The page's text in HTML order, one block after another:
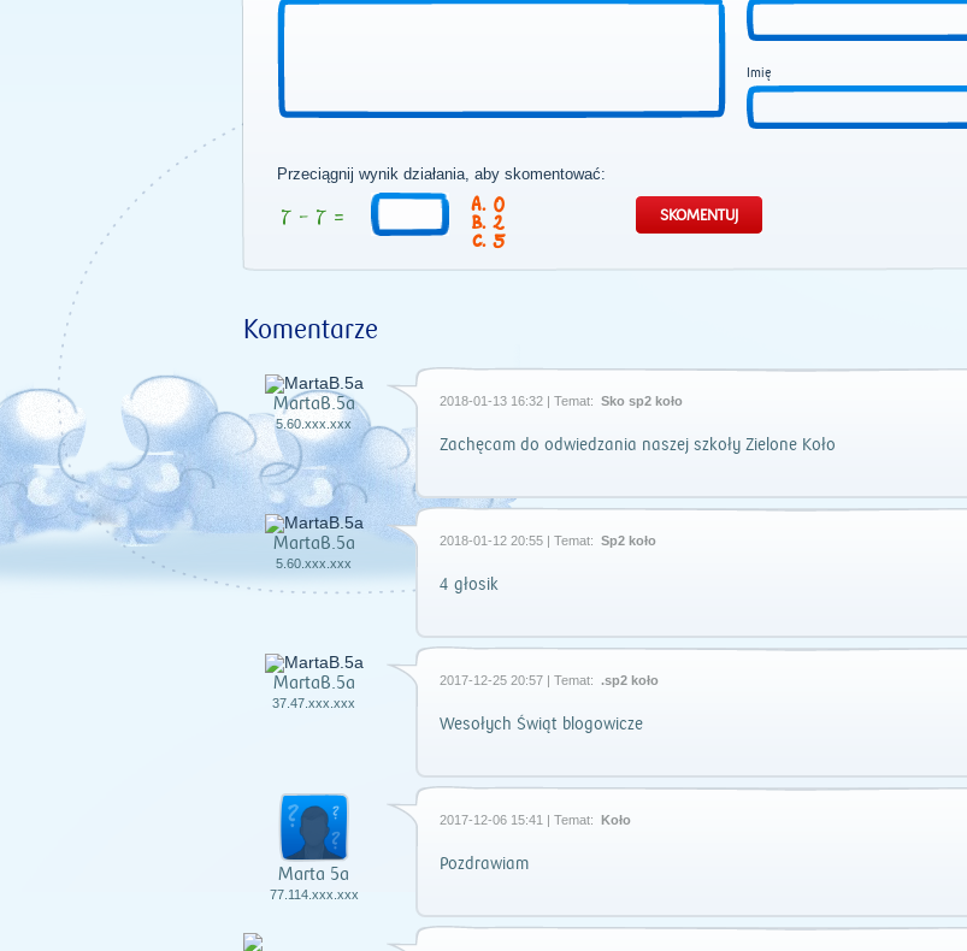
Imię
Przeciągnij wynik działania, aby skomentować:
0
2
5
Komentarze
MartaB.5a
5.60.xxx.xxx
2018-01-13 16:32 | Temat: Sko sp2 koło
Zachęcam do odwiedzania naszej szkoły Zielone Koło
MartaB.5a
5.60.xxx.xxx
2018-01-12 20:55 | Temat: Sp2 koło
4 głosik
MartaB.5a
37.47.xxx.xxx
2017-12-25 20:57 | Temat: .sp2 koło
Wesołych Świąt blogowicze
Marta 5a
77.114.xxx.xxx
2017-12-06 15:41 | Temat: Koło
Pozdrawiam